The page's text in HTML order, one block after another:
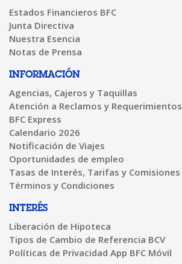
Estados Financieros BFC
Junta Directiva
Nuestra Esencia
Notas de Prensa
INFORMACIÓN
Agencias, Cajeros y Taquillas
Atención a Reclamos y Requerimientos
BFC Express
Calendario 2026
Notificación de Viajes
Oportunidades de empleo
Tasas de Interés, Tarifas y Comisiones
Términos y Condiciones
INTERÉS
Liberación de Hipoteca
Tipos de Cambio de Referencia BCV
Políticas de Privacidad App BFC Móvil